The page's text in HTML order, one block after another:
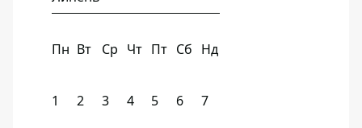
Пн Вт Ср Чт Пт Сб Нд
1 2 3 4 5 6 7